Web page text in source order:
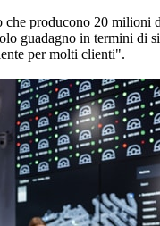
che producono 20 milioni
guadagno in termini di
per molti clienti".